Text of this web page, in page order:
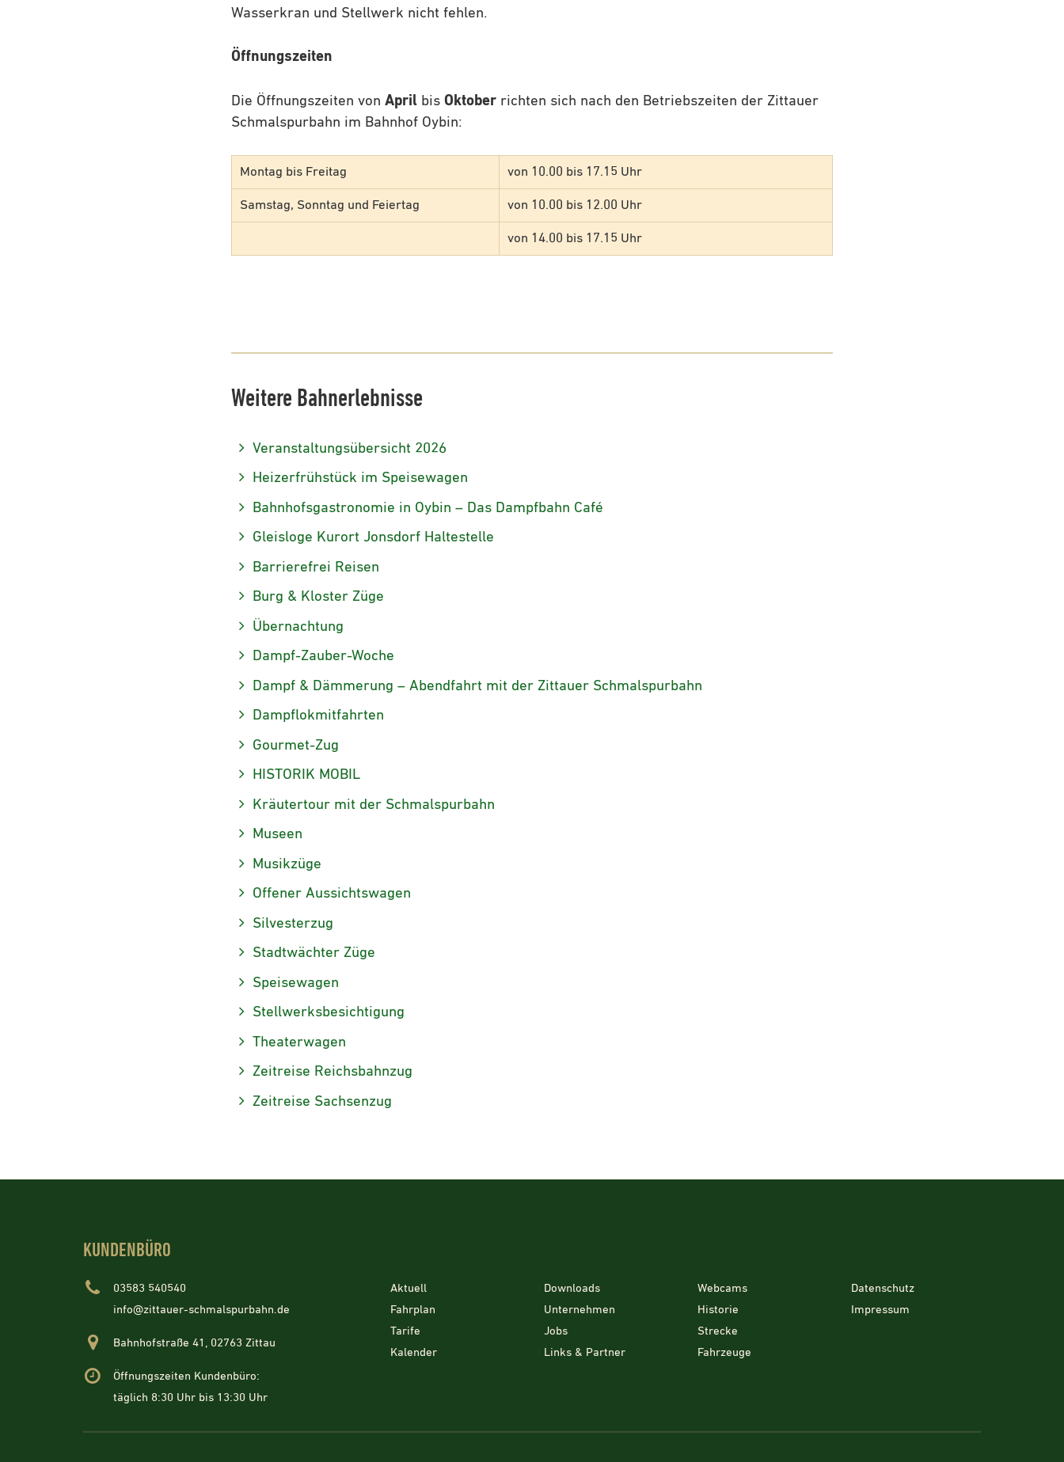
Wasserkran und Stellwerk nicht fehlen.
Öffnungszeiten
Die Öffnungszeiten von April bis Oktober richten sich nach den Betriebszeiten der Zittauer
Schmalspurbahn im Bahnhof Oybin:
Montag bis Freitag von 10.00 bis 17.15 Uhr
Samstag, Sonntag und Feiertag von 10.00 bis 12.00 Uhr
von 14.00 bis 17.15 Uhr
Weitere Bahnerlebnisse
Veranstaltungsübersicht 2026
Heizerfrühstück im Speisewagen
Bahnhofsgastronomie in Oybin – Das Dampfbahn Café
Gleisloge Kurort Jonsdorf Haltestelle
Barrierefrei Reisen
Burg & Kloster Züge
Übernachtung
Dampf-Zauber-Woche
Dampf & Dämmerung – Abendfahrt mit der Zittauer Schmalspurbahn
Dampflokmitfahrten
Gourmet-Zug
HISTORIK MOBIL
Kräutertour mit der Schmalspurbahn
Museen
Musikzüge
Offener Aussichtswagen
Silvesterzug
Stadtwächter Züge
Speisewagen
Stellwerksbesichtigung
Theaterwagen
Zeitreise Reichsbahnzug
Zeitreise Sachsenzug
KUNDENBÜRO
03583 540540
info@zittauer-schmalspurbahn.de
Bahnhofstraße 41, 02763 Zittau
Öffnungszeiten Kundenbüro:
täglich 8:30 Uhr bis 13:30 Uhr
Aktuell
Fahrplan
Tarife
Kalender
Downloads
Unternehmen
Jobs
Links & Partner
Webcams
Historie
Strecke
Fahrzeuge
Datenschutz
Impressum